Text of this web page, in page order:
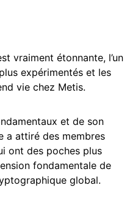
vraiment étonnante, l’un
expérimentés et les
vie chez Metis.
et de son
a attiré des membres
ont des poches plus
fondamentale de
global.